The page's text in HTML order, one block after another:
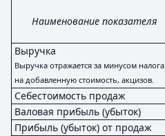
Наименование показателя
Выручка
Выручка отражается за минусом налога
на добавленную стоимость, акцизов.
Себестоимость продаж
Валовая прибыль (убыток)
Прибыль (убыток) от продаж